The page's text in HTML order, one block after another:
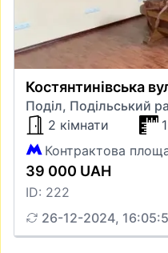
Костянтинівська
Поділ, Подільський
2 кімнати
Контрактова
39 000 UAH
ID: 222
26-12-2024,